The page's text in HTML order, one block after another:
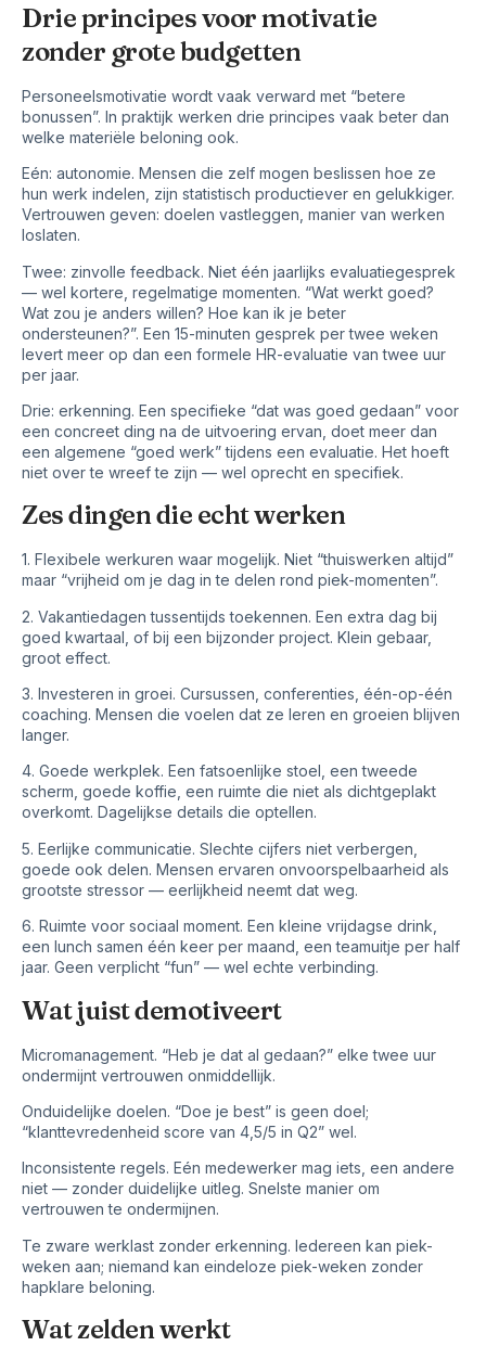
Drie principes voor motivatie
zonder grote budgetten
Personeelsmotivatie wordt vaak verward met “betere
bonussen”. In praktijk werken drie principes vaak beter dan
welke materiële beloning ook.
Eén: autonomie. Mensen die zelf mogen beslissen hoe ze
hun werk indelen, zijn statistisch productiever en gelukkiger.
Vertrouwen geven: doelen vastleggen, manier van werken
loslaten.
Twee: zinvolle feedback. Niet één jaarlijks evaluatiegesprek
— wel kortere, regelmatige momenten. “Wat werkt goed?
Wat zou je anders willen? Hoe kan ik je beter
ondersteunen?”. Een 15-minuten gesprek per twee weken
levert meer op dan een formele HR-evaluatie van twee uur
per jaar.
Drie: erkenning. Een specifieke “dat was goed gedaan” voor
een concreet ding na de uitvoering ervan, doet meer dan
een algemene “goed werk” tijdens een evaluatie. Het hoeft
niet over te wreef te zijn — wel oprecht en specifiek.
Zes dingen die echt werken
1. Flexibele werkuren waar mogelijk. Niet “thuiswerken altijd”
maar “vrijheid om je dag in te delen rond piek-momenten”.
2. Vakantiedagen tussentijds toekennen. Een extra dag bij
goed kwartaal, of bij een bijzonder project. Klein gebaar,
groot effect.
3. Investeren in groei. Cursussen, conferenties, één-op-één
coaching. Mensen die voelen dat ze leren en groeien blijven
langer.
4. Goede werkplek. Een fatsoenlijke stoel, een tweede
scherm, goede koffie, een ruimte die niet als dichtgeplakt
overkomt. Dagelijkse details die optellen.
5. Eerlijke communicatie. Slechte cijfers niet verbergen,
goede ook delen. Mensen ervaren onvoorspelbaarheid als
grootste stressor — eerlijkheid neemt dat weg.
6. Ruimte voor sociaal moment. Een kleine vrijdagse drink,
een lunch samen één keer per maand, een teamuitje per half
jaar. Geen verplicht “fun” — wel echte verbinding.
Wat juist demotiveert
Micromanagement. “Heb je dat al gedaan?” elke twee uur
ondermijnt vertrouwen onmiddellijk.
Onduidelijke doelen. “Doe je best” is geen doel;
“klanttevredenheid score van 4,5/5 in Q2” wel.
Inconsistente regels. Eén medewerker mag iets, een andere
niet — zonder duidelijke uitleg. Snelste manier om
vertrouwen te ondermijnen.
Te zware werklast zonder erkenning. Iedereen kan piek-
weken aan; niemand kan eindeloze piek-weken zonder
hapklare beloning.
Wat zelden werkt